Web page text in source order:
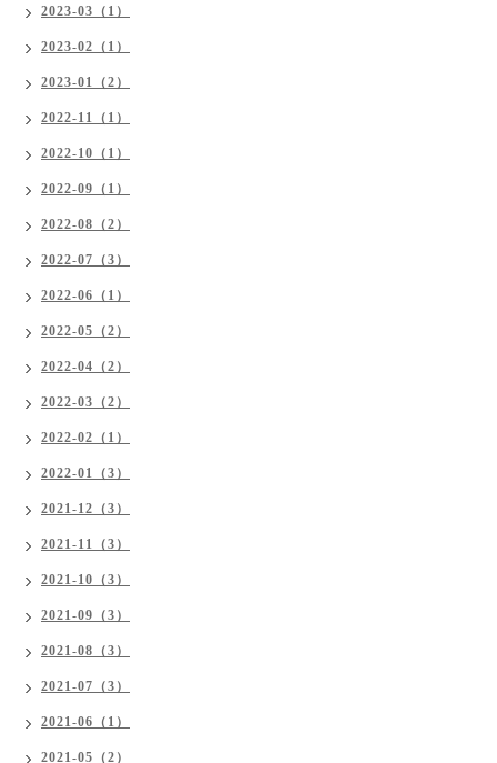
2023-03（1）
2023-02（1）
2023-01（2）
2022-11（1）
2022-10（1）
2022-09（1）
2022-08（2）
2022-07（3）
2022-06（1）
2022-05（2）
2022-04（2）
2022-03（2）
2022-02（1）
2022-01（3）
2021-12（3）
2021-11（3）
2021-10（3）
2021-09（3）
2021-08（3）
2021-07（3）
2021-06（1）
2021-05（2）